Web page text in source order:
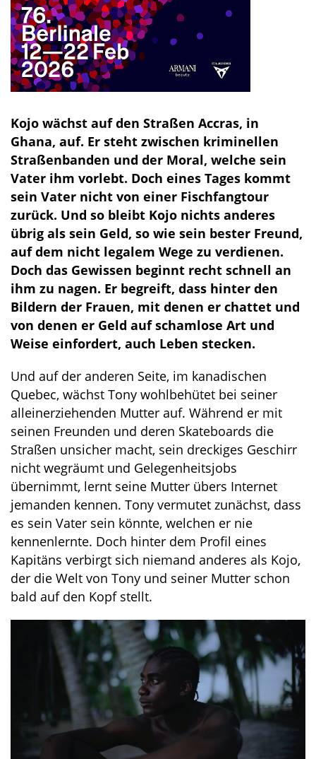
Kojo wächst auf den Straßen Accras, in
Ghana, auf. Er steht zwischen kriminellen
Straßenbanden und der Moral, welche sein
Vater ihm vorlebt. Doch eines Tages kommt
sein Vater nicht von einer Fischfangtour
zurück. Und so bleibt Kojo nichts anderes
übrig als sein Geld, so wie sein bester Freund,
auf dem nicht legalem Wege zu verdienen.
Doch das Gewissen beginnt recht schnell an
ihm zu nagen. Er begreift, dass hinter den
Bildern der Frauen, mit denen er chattet und
von denen er Geld auf schamlose Art und
Weise einfordert, auch Leben stecken.
Und auf der anderen Seite, im kanadischen
Quebec, wächst Tony wohlbehütet bei seiner
alleinerziehenden Mutter auf. Während er mit
seinen Freunden und deren Skateboards die
Straßen unsicher macht, sein dreckiges Geschirr
nicht wegräumt und Gelegenheitsjobs
übernimmt, lernt seine Mutter übers Internet
jemanden kennen. Tony vermutet zunächst, dass
es sein Vater sein könnte, welchen er nie
kennenlernte. Doch hinter dem Profil eines
Kapitäns verbirgt sich niemand anderes als Kojo,
der die Welt von Tony und seiner Mutter schon
bald auf den Kopf stellt.